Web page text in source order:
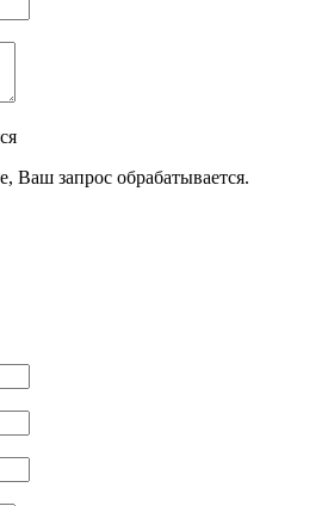
Ваш запрос обрабатывается.